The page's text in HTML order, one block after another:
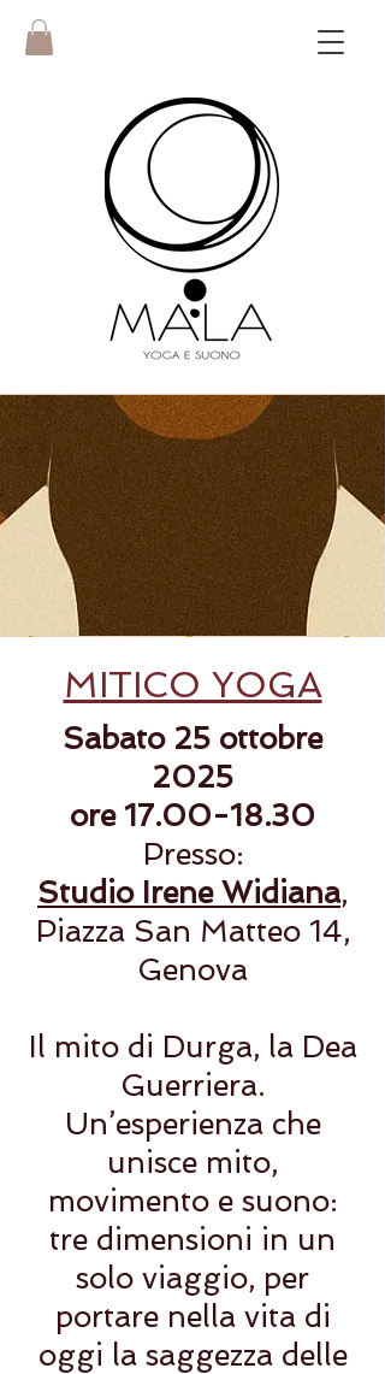
MITICO YOGA
Sabato 25 ottobre
2025
ore 17.00-18.30
Presso:
Studio Irene Widiana,
Piazza San Matteo 14,
Genova
Il mito di Durga, la Dea
Guerriera.
Un’esperienza che
unisce mito,
movimento e suono:
tre dimensioni in un
solo viaggio, per
portare nella vita di
oggi la saggezza delle